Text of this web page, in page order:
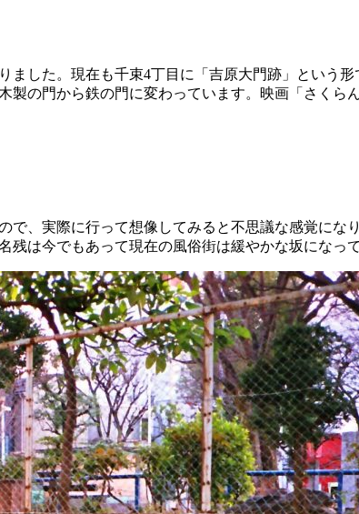
した。現在も千束4丁目に「吉原大門跡」という
の門から鉄の門に変わっています。映画「さくら
、実際に行って想像してみると不思議な感覚にな
は今でもあって現在の風俗街は緩やかな坂になっ